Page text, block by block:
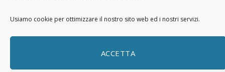
Usiamo cookie per ottimizzare il nostro sito web ed i nostri servizi.
ACCETTA
Logo bySizegraph